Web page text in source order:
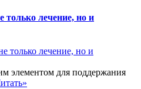
только лечение, но и
элементом для поддержания